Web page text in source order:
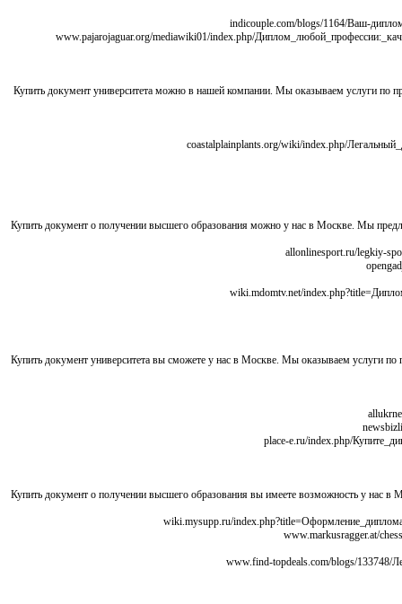
Купить документ университета можно в нашей компании. Мы оказываем услуги
Купить документ о получении высшего образования можно у нас в Москве. Мы
Купить документ университета вы сможете у нас в Москве. Мы оказываем услуги
Купить документ о получении высшего образования вы имеете возможность у нас